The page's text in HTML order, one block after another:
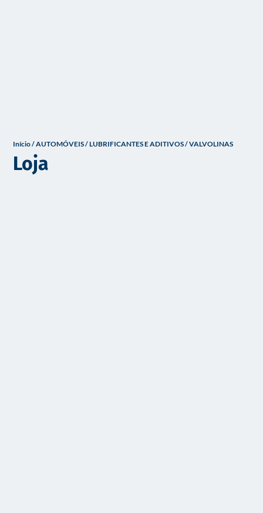
Início/AUTOMÓVEIS/LUBRIFICANTES E ADITIVOS/ VALVOLINAS
Loja